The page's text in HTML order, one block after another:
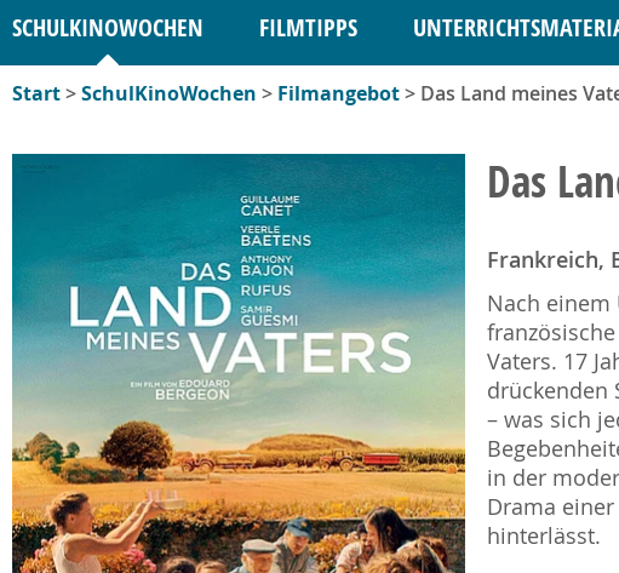
SCHULKINOWOCHEN FILMTIPPS
Start>SchulKinoWochen > Filmangebot> Das Land meines
Das
Frankreich,
Nach einem
Vaters. 17
drückenden
– was sich
in der
Drama
hinterlässt.